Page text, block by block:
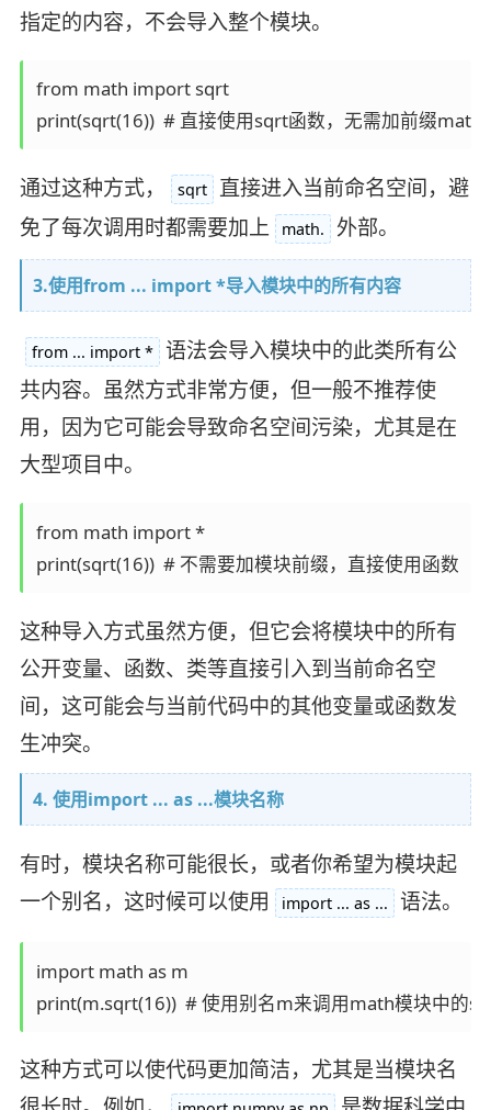
指定的内容，不会导入整个模块。
from math import sqrt
通过这种方式， sqrt 直接进入当前命名空间，避
免了每次调用时都需要加上
math. 外部。
3.使用from ... import *导入模块中的所有内容
from ... import * 语法会导入模块中的此类所有公
共内容。虽然方式非常方便，但一般不推荐使
用，因为它可能会导致命名空间污染，尤其是在
大型项目中。
from math import *
这种导入方式虽然方便，但它会将模块中的所有
公开变量、函数、类等直接引入到当前命名空
间，这可能会与当前代码中的其他变量或函数发
生冲突。
4. 使用import ... as ...模块名称
有时，模块名称可能很长，或者你希望为模块起
一个别名，这时候可以使用
import ... as ... 语法。
import math as m
这种方式可以使代码更加简洁，尤其是当模块名